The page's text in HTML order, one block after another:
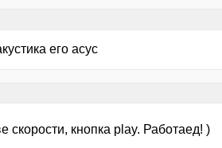
его асус
кнопка play. Работаед! )